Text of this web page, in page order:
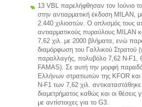
13 VBL παρελήφθησαν τον Ιούνιο
στην αντιαρματική έκδοση MILAN,
2.440 χιλιοστών. Ο οπλισμός τους
αντιαρματικούς πυραύλους MILAN
7,62 χιλ. με 2000 βλήματα, ενώ
διαμόρφωση του Γαλλικού Στρατού
παραλλαγής, πολυβόλο 7,62 Ν-F1,
FAMAS). Σε αυτή την μορφή
Ελλήνων στρατιωτών της KFOR
N-F1 των 7,62 χιλ.
διαμετρήματος καθώς και οι θέσεις
με αντίστοιχες για το G3.